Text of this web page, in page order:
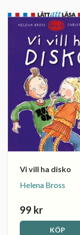
Vi vill ha disko
Helena Bross
99 kr
KÖP